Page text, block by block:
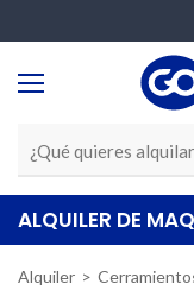
ALQUILER DE
Alquiler